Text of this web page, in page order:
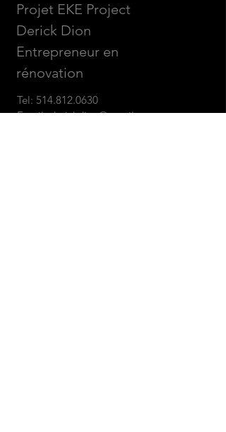
Projet EKE Project
Derick Dion
Entrepreneur en
rénovation
Tel: 514.812.0630
Email:derickdion@gmail.com